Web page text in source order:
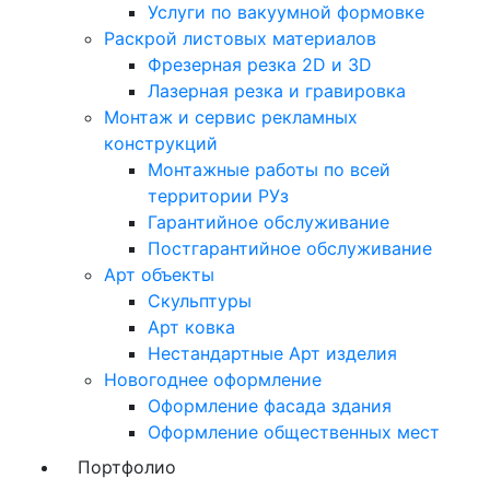
Услуги по вакуумной формовке
Раскрой листовых материалов
Фрезерная резка 2D и 3D
Лазерная резка и гравировка
Монтаж и сервис рекламных
конструкций
Монтажные работы по всей
территории РУз
Гарантийное обслуживание
Постгарантийное обслуживание
Арт объекты
Скульптуры
Арт ковка
Нестандартные Арт изделия
Новогоднее оформление
Оформление фасада здания
Оформление общественных мест
Портфолио